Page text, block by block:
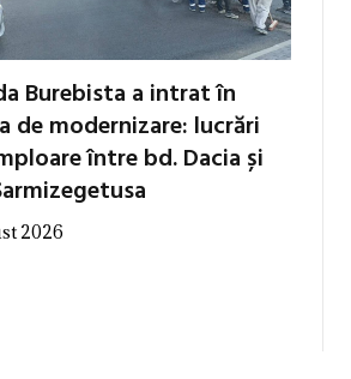
Burebista a intrat în
de modernizare: lucrări
între bd. Dacia și
2026